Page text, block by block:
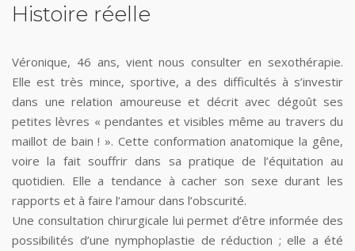
Histoire réelle
Véronique, 46 ans, vient nous consulter en sexothérapie.
Elle est très mince, sportive, a des difficultés à s’investir
dans une relation amoureuse et décrit avec dégoût ses
petites lèvres « pendantes et visibles même au travers du
maillot de bain ! ». Cette conformation anatomique la gêne,
voire la fait souffrir dans sa pratique de l’équitation au
quotidien. Elle a tendance à cacher son sexe durant les
rapports et à faire l’amour dans l’obscurité.
Une consultation chirurgicale lui permet d’être informée des
possibilités d’une nymphoplastie de réduction ; elle a été